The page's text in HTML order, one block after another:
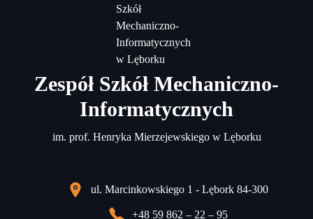
Zespół Szkół Mechaniczno-
Informatycznych
im. prof. Henryka Mierzejewskiego w Lęborku
ul. Marcinkowskiego 1 - Lębork 84-300
+48 59 862 – 22 – 95